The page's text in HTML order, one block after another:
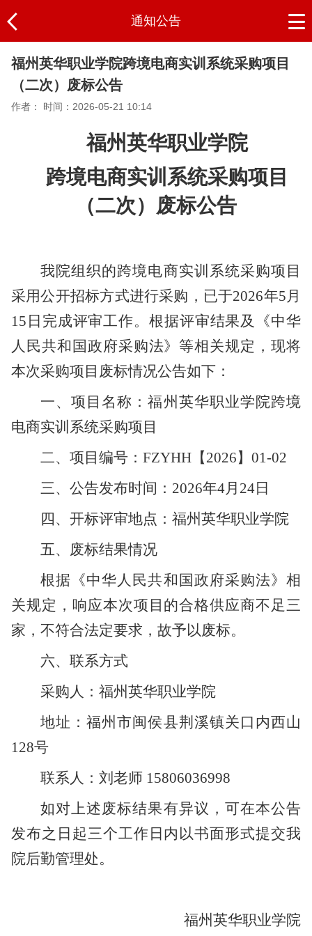
通知公告
福州英华职业学院跨境电商实训系统采购项目
（二次）废标公告
作者： 时间：2026-05-21 10:14
福州英华职业学院
跨境电商实训系统采购项目
（二次）废标公告
我院组织的跨境电商实训系统采购项目
采用公开招标方式进行采购，已于2026年5月
15日完成评审工作。根据评审结果及《中华
人民共和国政府采购法》等相关规定，现将
本次采购项目废标情况公告如下：
一、项目名称：福州英华职业学院跨境
电商实训系统采购项目
二、项目编号： FZYHH【2026】01-02
三、公告发布时间： 2026年4月24日
四、开标评审地点：福州英华职业学院
五、废标结果情况
根据《中华人民共和国政府采购法》相
关规定，响应本次项目的合格供应商不足三
家，不符合法定要求，故予以废标。
六、联系方式
采购人：福州英华职业学院
地址：福州市闽侯县荆溪镇关口内西山
128号
联系人：刘老师 15806036998
如对上述废标结果有异议，可在本公告
发布之日起三个工作日内以书面形式提交我
院后勤管理处。
福州英华职业学院